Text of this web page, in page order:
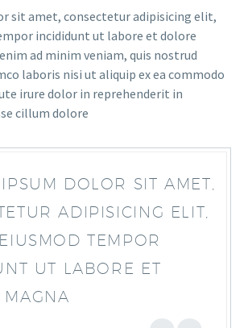
sit amet, consectetur adipisicing elit,
incididunt ut labore et dolore
ad minim veniam, quis nostrud
laboris nisi ut aliquip ex ea commodo
irure dolor in reprehenderit in
cillum dolore
IPSUM DOLOR SIT AMET,
ADIPISICING ELIT,
TEMPOR
UT LABORE ET
MAGNA